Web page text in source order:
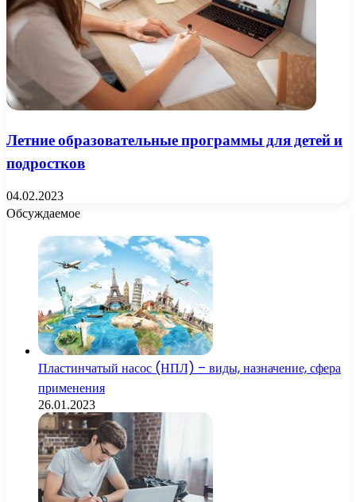
Летние образовательные программы для детей и
подростков
04.02.2023
Обсуждаемое
Пластинчатый насос (НПЛ) – виды, назначение, сфера
применения
26.01.2023